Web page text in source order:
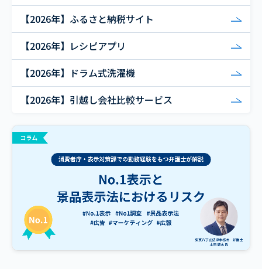
【2026年】ふるさと納税サイト
【2026年】レシピアプリ
【2026年】ドラム式洗濯機
【2026年】引越し会社比較サービス